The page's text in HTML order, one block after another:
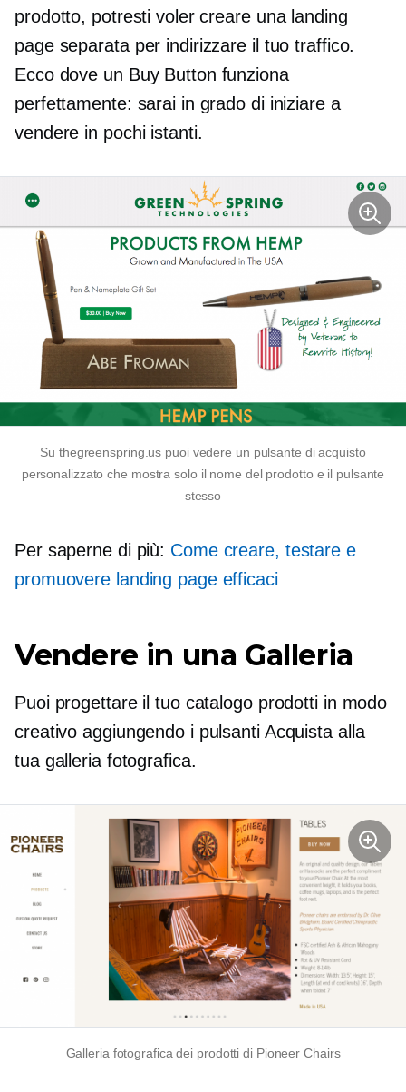
prodotto, potresti voler creare una landing
page separata per indirizzare il tuo traffico.
Ecco dove un Buy Button funziona
perfettamente: sarai in grado di iniziare a
vendere in pochi istanti.
Su thegreenspring.us puoi vedere un pulsante di acquisto
personalizzato che mostra solo il nome del prodotto e il pulsante
stesso
Per saperne di più: Come creare, testare e
promuovere landing page efficaci
Vendere in una Galleria
Puoi progettare il tuo catalogo prodotti in modo
creativo aggiungendo i pulsanti Acquista alla
tua galleria fotografica.
Galleria fotografica dei prodotti di Pioneer Chairs